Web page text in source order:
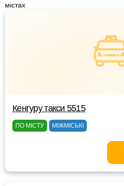
містах
Кенгуру такси 5515
ПО МІСТУ МІЖМІСЬКІ